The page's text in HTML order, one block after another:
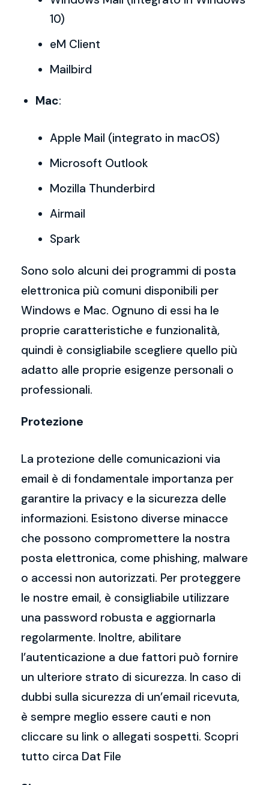
10)
eM Client
Mailbird
Mac:
Apple Mail (integrato in macOS)
Microsoft Outlook
Mozilla Thunderbird
Airmail
Spark
Sono solo alcuni dei programmi di posta
elettronica più comuni disponibili per
Windows e Mac. Ognuno di essi ha le
proprie caratteristiche e funzionalità,
quindi è consigliabile scegliere quello più
adatto alle proprie esigenze personali o
professionali.
Protezione
La protezione delle comunicazioni via
email è di fondamentale importanza per
garantire la privacy e la sicurezza delle
informazioni. Esistono diverse minacce
che possono compromettere la nostra
posta elettronica, come phishing, malware
o accessi non autorizzati. Per proteggere
le nostre email, è consigliabile utilizzare
una password robusta e aggiornarla
regolarmente. Inoltre, abilitare
l’autenticazione a due fattori può fornire
un ulteriore strato di sicurezza. In caso di
dubbi sulla sicurezza di un’email ricevuta,
è sempre meglio essere cauti e non
cliccare su link o allegati sospetti. Scopri
tutto circa Dat File